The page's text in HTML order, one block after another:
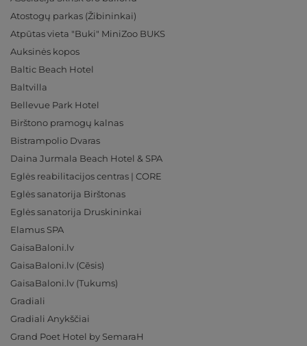
Atostogų parkas (Žibininkai)
Atpūtas vieta "Buki" MiniZoo BUKS
Auksinės kopos
Baltic Beach Hotel
Baltvilla
Bellevue Park Hotel
Birštono pramogų kalnas
Bistrampolio Dvaras
Daina Jurmala Beach Hotel & SPA
Eglės reabilitacijos centras | CORE
Eglės sanatorija Birštonas
Eglės sanatorija Druskininkai
Elamus SPA
GaisaBaloni.lv
GaisaBaloni.lv (Cēsis)
GaisaBaloni.lv (Tukums)
Gradiali
Gradiali Anykščiai
Grand Poet Hotel by SemaraH